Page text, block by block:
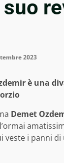
2023
è una
Demet
veste i panni